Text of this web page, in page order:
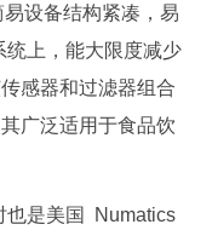
设备结构紧凑，易
统上，能大限度减少
感器和过滤器组合
广泛适用于食品饮
也是美国 Numatics